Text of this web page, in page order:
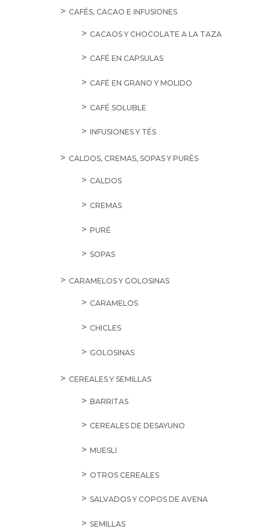
CAFÉS, CACAO E INFUSIONES
CACAOS Y CHOCOLATE A LA TAZA
CAFÉ EN CAPSULAS
CAFÉ EN GRANO Y MOLIDO
CAFÉ SOLUBLE
INFUSIONES Y TÉS
CALDOS, CREMAS, SOPAS Y PURÉS
CALDOS
CREMAS
PURÉ
SOPAS
CARAMELOS Y GOLOSINAS
CARAMELOS
CHICLES
GOLOSINAS
CEREALES Y SEMILLAS
BARRITAS
CEREALES DE DESAYUNO
MUESLI
OTROS CEREALES
SALVADOS Y COPOS DE AVENA
SEMILLAS